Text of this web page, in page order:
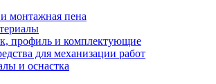
монтажная пена
профиль и комплектующие
для механизации работ
и оснастка